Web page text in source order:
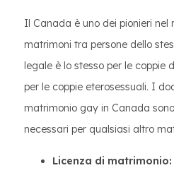
Il Canada è uno dei pionieri nel
matrimoni tra persone dello
legale è lo stesso per le coppie
per le coppie eterosessuali. I
matrimonio gay in Canada
necessari per qualsiasi altro
Licenza di matrimonio: